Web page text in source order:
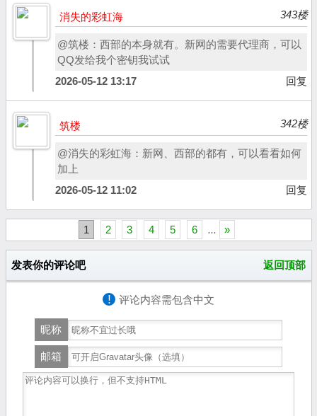
消失的彩虹海 343楼
@筑楼：西部的本身就有。新网的需要代理商，可以
QQ发给我个密钥我试试
2026-05-12 13:17
回复
筑楼 342楼
@消失的彩虹海：新网、西部的都有，可以看看如何
加上
2026-05-12 11:02
回复
1 2 3 4 5 6 ... »
发表你的评论吧 返回顶部
! 评论内容需包含中文
昵称
邮箱